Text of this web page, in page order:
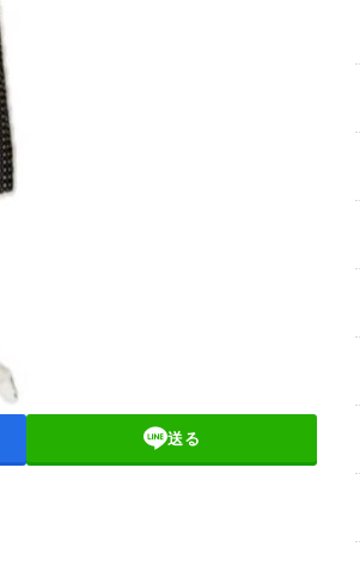
送る